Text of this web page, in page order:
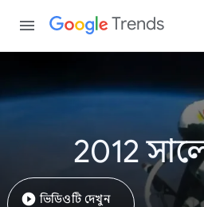
Trends
2012
ভিডিওটি দেখুন